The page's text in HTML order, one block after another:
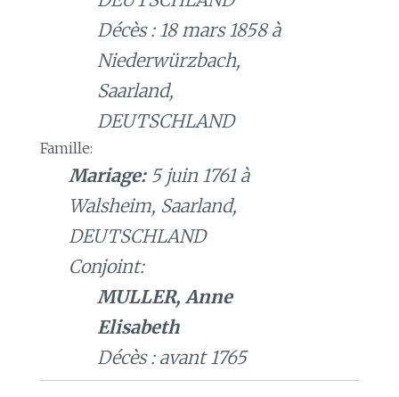
Décès : 18 mars 1858 à
Niederwürzbach,
Saarland,
DEUTSCHLAND
Famille:
Mariage:5 juin 1761 à
Walsheim, Saarland,
DEUTSCHLAND
Conjoint:
MULLER, Anne
Elisabeth
Décès : avant 1765